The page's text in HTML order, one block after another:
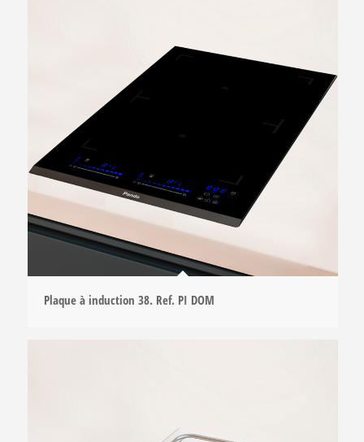
Plaque à induction 38. Ref. PI DOM